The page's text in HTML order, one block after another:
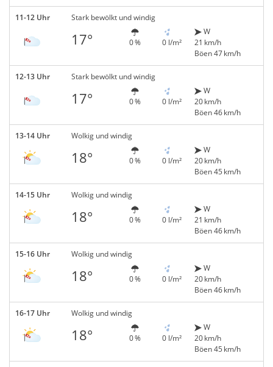
11-12 Uhr Stark bewölkt und windig
17° 0 % 0 l/m²
W
21 km/h
Böen 47 km/h
12-13 Uhr Stark bewölkt und windig
17° 0 % 0 l/m²
W
20 km/h
Böen 46 km/h
13-14 Uhr Wolkig und windig
18° 0 % 0 l/m²
W
20 km/h
Böen 45 km/h
14-15 Uhr Wolkig und windig
18° 0 % 0 l/m²
W
21 km/h
Böen 46 km/h
15-16 Uhr Wolkig und windig
18° 0 % 0 l/m²
W
20 km/h
Böen 46 km/h
16-17 Uhr Wolkig und windig
18° 0 % 0 l/m²
W
20 km/h
Böen 45 km/h